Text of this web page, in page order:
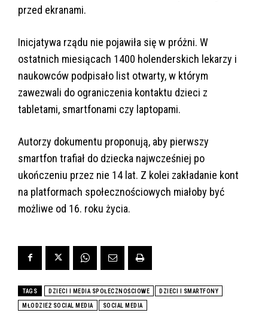
przed ekranami.
Inicjatywa rządu nie pojawiła się w próżni. W
ostatnich miesiącach 1400 holenderskich lekarzy i
naukowców podpisało list otwarty, w którym
zawezwali do ograniczenia kontaktu dzieci z
tabletami, smartfonami czy laptopami.
Autorzy dokumentu proponują, aby pierwszy
smartfon trafiał do dziecka najwcześniej po
ukończeniu przez nie 14 lat. Z kolei zakładanie kont
na platformach społecznościowych miałoby być
możliwe od 16. roku życia.
TAGS DZIECI I MEDIA SPOŁECZNOŚCIOWE DZIECI I SMARTFONY
MŁODZIEŻ SOCIAL MEDIA SOCIAL MEDIA